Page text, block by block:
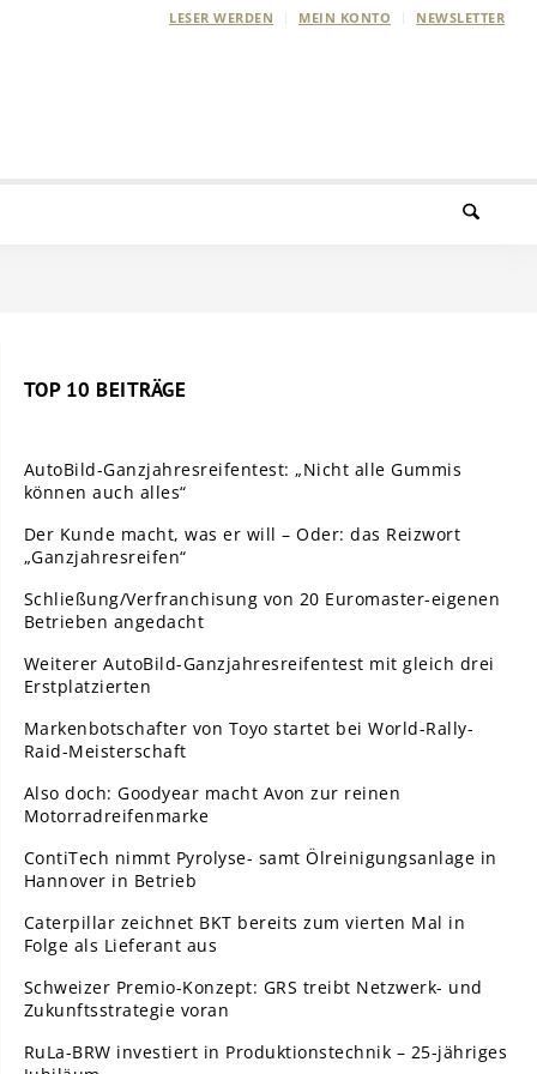
LESER WERDEN MEIN KONTO NEWSLETTER
TOP 10 BEITRÄGE
AutoBild-Ganzjahresreifentest: „Nicht alle Gummis
können auch alles“
Der Kunde macht, was er will – Oder: das Reizwort
„Ganzjahresreifen“
Schließung/Verfranchisung von 20 Euromaster-eigenen
Betrieben angedacht
Weiterer AutoBild-Ganzjahresreifentest mit gleich drei
Erstplatzierten
Markenbotschafter von Toyo startet bei World-Rally-
Raid-Meisterschaft
Also doch: Goodyear macht Avon zur reinen
Motorradreifenmarke
ContiTech nimmt Pyrolyse- samt Ölreinigungsanlage in
Hannover in Betrieb
Caterpillar zeichnet BKT bereits zum vierten Mal in
Folge als Lieferant aus
Schweizer Premio-Konzept: GRS treibt Netzwerk- und
Zukunftsstrategie voran
RuLa-BRW investiert in Produktionstechnik – 25-jähriges